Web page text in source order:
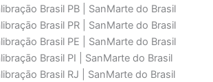
Brasil PB | SanMarte do Brasil
Brasil PR | SanMarte do Brasil
Brasil PE | SanMarte do Brasil
Brasil PI | SanMarte do Brasil
Brasil RJ | SanMarte do Brasil